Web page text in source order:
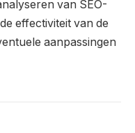
van SEO-
effectiviteit van de
aanpassingen